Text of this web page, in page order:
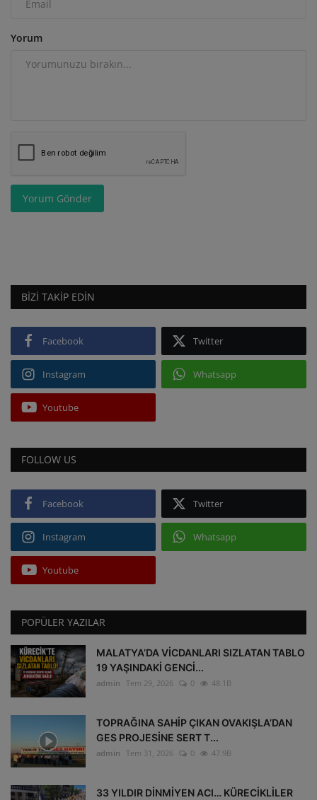
Yorum
Yorum Gönder
BIZI TAKIP EDIN
Facebook Twitter
Instagram Whatsapp
Youtube
FOLLOW US
Facebook Twitter
Instagram Whatsapp
Youtube
POPÜLER YAZILAR
MALATYA’DA VİCDANLARI SIZLATAN TABLO
19 YAŞINDAKİ GENCİ...
admin Tem 29, 2026 0 48.1B
TOPRAĞINA SAHİP ÇIKAN OVAKIŞLA’DAN
GES PROJESİNE SERT T...
admin Tem 31, 2026 0 47.9B
33 YILDIR DİNMİYEN ACI… KÜRECİKLİLER